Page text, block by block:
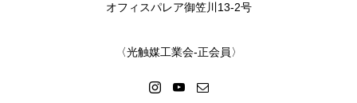
オフィスパレア御笠川13-2号
〈光触媒工業会-正会員〉